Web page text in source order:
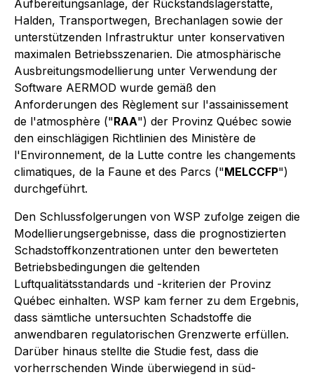
Aufbereitungsanlage, der Rückstandslagerstätte,
Halden, Transportwegen, Brechanlagen sowie der
unterstützenden Infrastruktur unter konservativen
maximalen Betriebsszenarien. Die atmosphärische
Ausbreitungsmodellierung unter Verwendung der
Software AERMOD wurde gemäß den
Anforderungen des Règlement sur l'assainissement
de l'atmosphère ("RAA") der Provinz Québec sowie
den einschlägigen Richtlinien des Ministère de
l'Environnement, de la Lutte contre les changements
climatiques, de la Faune et des Parcs ("MELCCFP")
durchgeführt.
Den Schlussfolgerungen von WSP zufolge zeigen die
Modellierungsergebnisse, dass die prognostizierten
Schadstoffkonzentrationen unter den bewerteten
Betriebsbedingungen die geltenden
Luftqualitätsstandards und -kriterien der Provinz
Québec einhalten. WSP kam ferner zu dem Ergebnis,
dass sämtliche untersuchten Schadstoffe die
anwendbaren regulatorischen Grenzwerte erfüllen.
Darüber hinaus stellte die Studie fest, dass die
vorherrschenden Winde überwiegend in süd-